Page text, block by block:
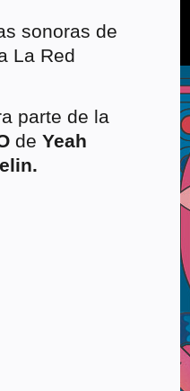
sonoras de
La Red
parte de la
de Yeah